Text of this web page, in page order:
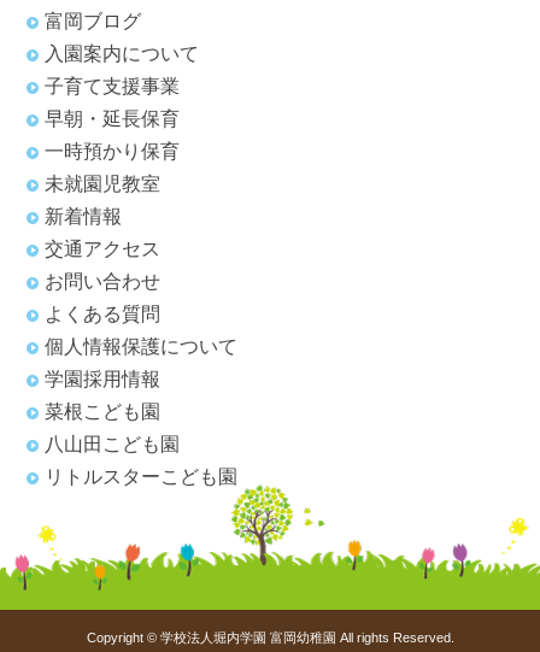
富岡ブログ
入園案内について
子育て支援事業
早朝・延長保育
一時預かり保育
未就園児教室
新着情報
交通アクセス
お問い合わせ
よくある質問
個人情報保護について
学園採用情報
菜根こども園
八山田こども園
リトルスターこども園
Copyright © 学校法人堀内学園 富岡幼稚園 All rights Reserved.